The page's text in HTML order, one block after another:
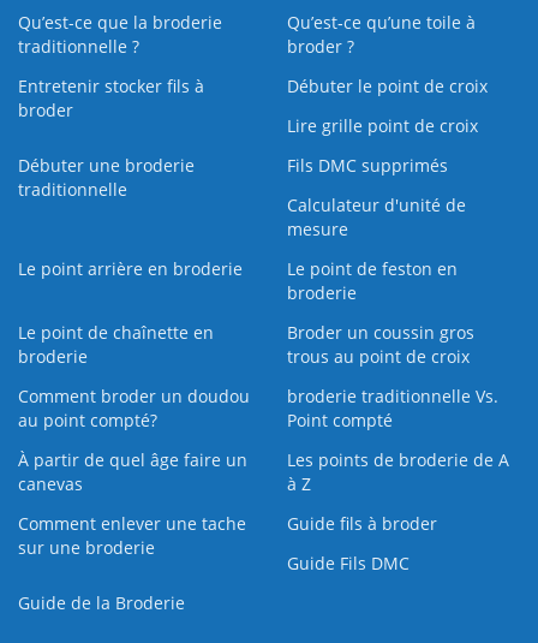
Qu’est-ce que la broderie
traditionnelle ?
Qu’est‑ce qu’une toile à
broder ?
Entretenir stocker fils à
broder
Débuter le point de croix
Lire grille point de croix
Débuter une broderie
traditionnelle
Fils DMC supprimés
Calculateur d'unité de
mesure
Le point arrière en broderie
Le point de feston en
broderie
Le point de chaînette en
broderie
Broder un coussin gros
trous au point de croix
Comment broder un doudou
au point compté?
broderie traditionnelle Vs.
Point compté
À partir de quel âge faire un
canevas
Les points de broderie de A
à Z
Comment enlever une tache
sur une broderie
Guide fils à broder
Guide Fils DMC
Guide de la Broderie